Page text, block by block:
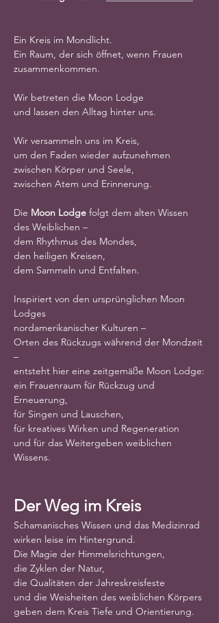
Ein Kreis im Mondlicht.
Ein Raum, der sich öffnet, wenn Frauen
zusammenkommen.
Wir betreten die Moon Lodge
und lassen den Alltag hinter uns.
Wir versammeln uns im Kreis,
um den Faden wieder aufzunehmen
zwischen Körper und Seele,
zwischen Atem und Erinnerung.
Die Moon Lodge folgt dem alten Wissen
des Weiblichen –
dem Rhythmus des Mondes,
den heiligen Kreisen,
dem Sammeln und Entfalten.
Inspiriert von den ursprünglichen Moon
Lodges
nordamerikanischer Kulturen –
Orten des Rückzugs während der Mondzeit
–
entsteht hier eine zeitgemäße Moon Lodge:
ein Frauenraum für Rückzug und
Erneuerung,
für Singen und Lauschen,
für kreatives Wirken und Regeneration
und für das Weitergeben weiblichen
Wissens.
Der Weg im Kreis
Schamanisches Wissen und das Medizinrad
wirken leise im Hintergrund.
Die Magie der Himmelsrichtungen,
die Zyklen der Natur,
die Qualitäten der Jahreskreisfeste
und die Weisheiten des weiblichen Körpers
geben dem Kreis Tiefe und Orientierung.